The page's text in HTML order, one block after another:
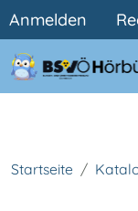
Anmelden
Startseite